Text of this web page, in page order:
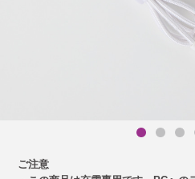
ご注意